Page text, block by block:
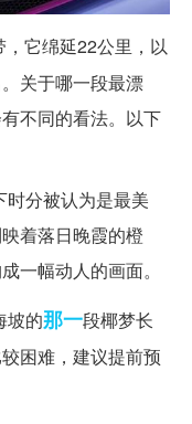
它绵延22公里，以
关于哪一段最漂
不同的看法。以下
时分被认为是最美
着落日晚霞的橙
一幅动人的画面。
坡的那一段椰梦长
困难，建议提前预